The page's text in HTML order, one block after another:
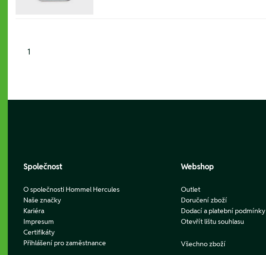
1
Společnost
O společnosti Hommel Hercules
Naše značky
Kariéra
Impresum
Certifikáty
Přihlášení pro zaměstnance
Webshop
Outlet
Doručení zboží
Dodací a platební podmínky
Otevřít lištu souhlasu
Všechno zboží